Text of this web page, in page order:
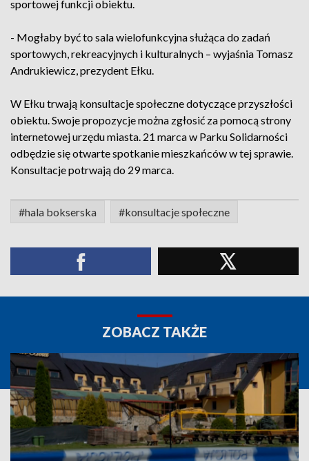
sportowej funkcji obiektu.
- Mogłaby być to sala wielofunkcyjna służąca do zadań
sportowych, rekreacyjnych i kulturalnych – wyjaśnia Tomasz
Andrukiewicz, prezydent Ełku.
W Ełku trwają konsultacje społeczne dotyczące przyszłości
obiektu. Swoje propozycje można zgłosić za pomocą strony
internetowej urzędu miasta. 21 marca w Parku Solidarności
odbędzie się otwarte spotkanie mieszkańców w tej sprawie.
Konsultacje potrwają do 29 marca.
#hala bokserska #konsultacje społeczne
ZOBACZ TAKŻE